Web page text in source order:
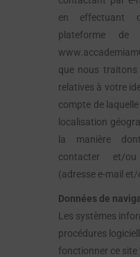
en effectuant
plateforme de
que nous traitons
relatives à votre
compte de
localisation
la manière
contacter et/ou
(adresse e-mail
Données de
Les systèmes
procédures
fonctionner ce site